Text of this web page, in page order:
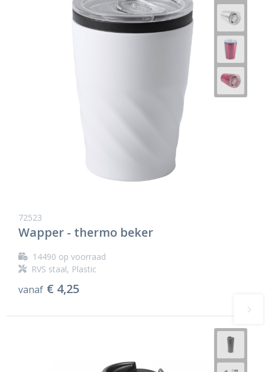
72523
Wapper - thermo beker
14490 op voorraad
RVS staal, Plastic
vanaf € 4,25